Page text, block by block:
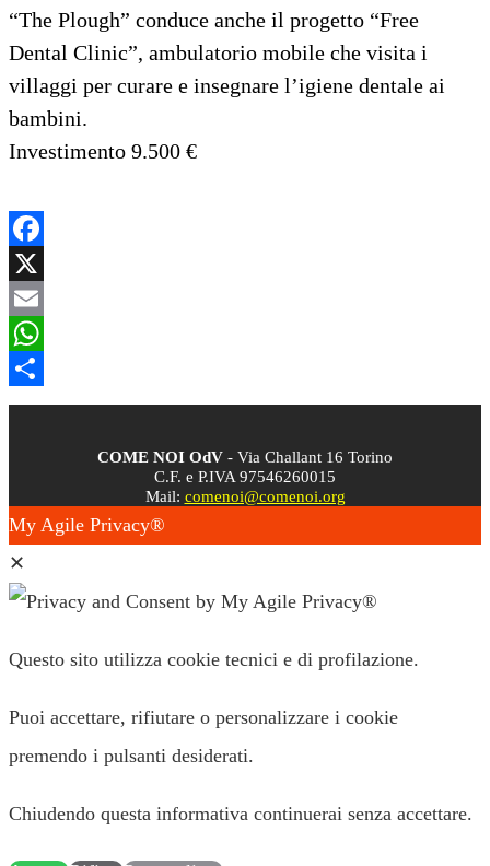
“The Plough” conduce anche il progetto “Free
Dental Clinic”, ambulatorio mobile che visita i
villaggi per curare e insegnare l’igiene dentale ai
bambini.
Investimento 9.500 €
Facebook
X
Email
WhatsApp
Condividi
COME NOI OdV - Via Challant 16 Torino
C.F. e P.IVA 97546260015
Mail: comenoi@comenoi.org
My Agile Privacy®
✕
Questo sito utilizza cookie tecnici e di profilazione.
Puoi accettare, rifiutare o personalizzare i cookie
premendo i pulsanti desiderati.
Chiudendo questa informativa continuerai senza accettare.